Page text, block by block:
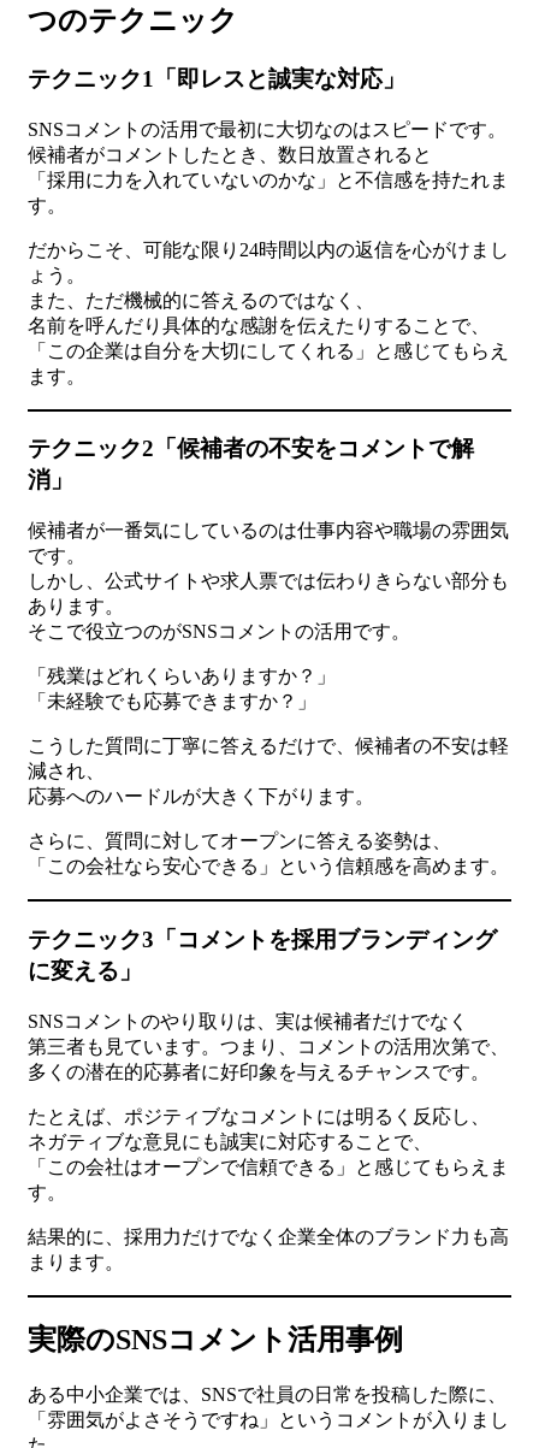
つのテクニック
テクニック1「即レスと誠実な対応」
SNSコメントの活用で最初に大切なのはスピードです。
候補者がコメントしたとき、数日放置されると
「採用に力を入れていないのかな」と不信感を持たれま
す。
だからこそ、可能な限り24時間以内の返信を心がけまし
ょう。
また、ただ機械的に答えるのではなく、
名前を呼んだり具体的な感謝を伝えたりすることで、
「この企業は自分を大切にしてくれる」と感じてもらえ
ます。
テクニック2「候補者の不安をコメントで解
消」
候補者が一番気にしているのは仕事内容や職場の雰囲気
です。
しかし、公式サイトや求人票では伝わりきらない部分も
あります。
そこで役立つのがSNSコメントの活用です。
「残業はどれくらいありますか？」
「未経験でも応募できますか？」
こうした質問に丁寧に答えるだけで、候補者の不安は軽
減され、
応募へのハードルが大きく下がります。
さらに、質問に対してオープンに答える姿勢は、
「この会社なら安心できる」という信頼感を高めます。
テクニック3「コメントを採用ブランディング
に変える」
SNSコメントのやり取りは、実は候補者だけでなく
第三者も見ています。つまり、コメントの活用次第で、
多くの潜在的応募者に好印象を与えるチャンスです。
たとえば、ポジティブなコメントには明るく反応し、
ネガティブな意見にも誠実に対応することで、
「この会社はオープンで信頼できる」と感じてもらえま
す。
結果的に、採用力だけでなく企業全体のブランド力も高
まります。
実際のSNSコメント活用事例
ある中小企業では、SNSで社員の日常を投稿した際に、
「雰囲気がよさそうですね」というコメントが入りまし